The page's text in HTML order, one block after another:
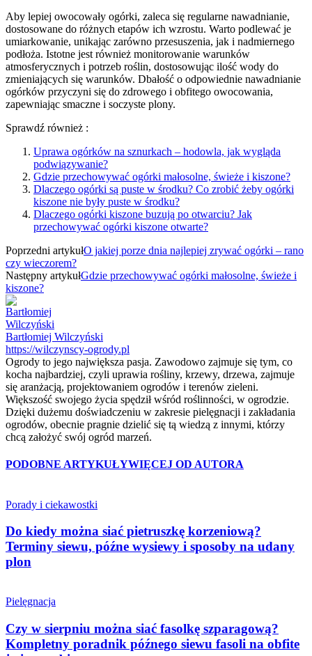
Aby lepiej owocowały ogórki, zaleca się regularne nawadnianie,
dostosowane do różnych etapów ich wzrostu. Warto podlewać je
umiarkowanie, unikając zarówno przesuszenia, jak i nadmiernego
podłoża. Istotne jest również monitorowanie warunków
atmosferycznych i potrzeb roślin, dostosowując ilość wody do
zmieniających się warunków. Dbałość o odpowiednie nawadnianie
ogórków przyczyni się do zdrowego i obfitego owocowania,
zapewniając smaczne i soczyste plony.
Sprawdź również :
Uprawa ogórków na sznurkach – hodowla, jak wygląda
podwiązywanie?
Gdzie przechowywać ogórki małosolne, świeże i kiszone?
Dlaczego ogórki są puste w środku? Co zrobić żeby ogórki
kiszone nie były puste w środku?
Dlaczego ogórki kiszone buzują po otwarciu? Jak
przechowywać ogórki kiszone otwarte?
Poprzedni artykułO jakiej porze dnia najlepiej zrywać ogórki – rano
czy wieczorem?
Następny artykułGdzie przechowywać ogórki małosolne, świeże i
kiszone?
Bartłomiej Wilczyński
https://wilczynscy-ogrody.pl
Ogrody to jego największa pasja. Zawodowo zajmuje się tym, co
kocha najbardziej, czyli uprawia rośliny, krzewy, drzewa, zajmuje
się aranżacją, projektowaniem ogrodów i terenów zieleni.
Większość swojego życia spędził wśród roślinności, w ogrodzie.
Dzięki dużemu doświadczeniu w zakresie pielęgnacji i zakładania
ogrodów, obecnie pragnie dzielić się tą wiedzą z innymi, którzy
chcą założyć swój ogród marzeń.
PODOBNE ARTYKUŁYWIĘCEJ OD AUTORA
Porady i ciekawostki
Do kiedy można siać pietruszkę korzeniową?
Terminy siewu, późne wysiewy i sposoby na udany
plon
Pielęgnacja
Czy w sierpniu można siać fasolkę szparagową?
Kompletny poradnik późnego siewu fasoli na obfite